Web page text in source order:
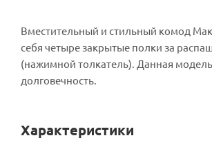
Вместительный и стильный комод
себя четыре закрытые полки за
(нажимной толкатель). Данная
долговечность.
Характеристики